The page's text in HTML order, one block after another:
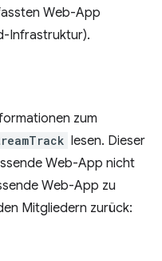
Web-App
Infrastruktur).
zum
lesen. Dieser
Web-App nicht
Web-App zu
Mitgliedern zurück: